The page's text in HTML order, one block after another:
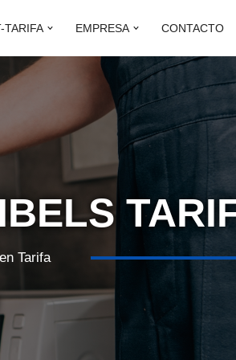
TARIFA EMPRESA CONTACTO
Tarifa